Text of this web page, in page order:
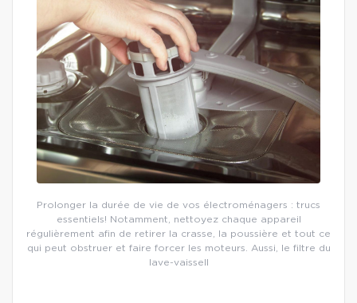
Prolonger la durée de vie de vos électroménagers : trucs
essentiels! Notamment, nettoyez chaque appareil
régulièrement afin de retirer la crasse, la poussière et tout ce
qui peut obstruer et faire forcer les moteurs. Aussi, le filtre du
lave-vaissell